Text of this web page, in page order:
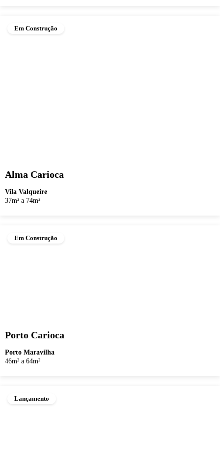
Em Construção
Alma Carioca
Vila Valqueire
37m² a 74m²
Em Construção
Porto Carioca
Porto Maravilha
46m² a 64m²
Lançamento